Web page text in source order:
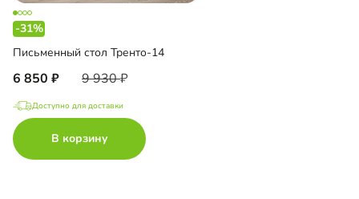
-31%
Письменный стол Тренто-14
6 850 9 930
Доступно для доставки
В корзину